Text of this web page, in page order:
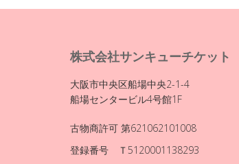
株式会社サンキューチケット
大阪市中央区船場中央2-1-4
船場センタービル4号館1F
古物商許可 第621062101008
登録番号 Ｔ5120001138293